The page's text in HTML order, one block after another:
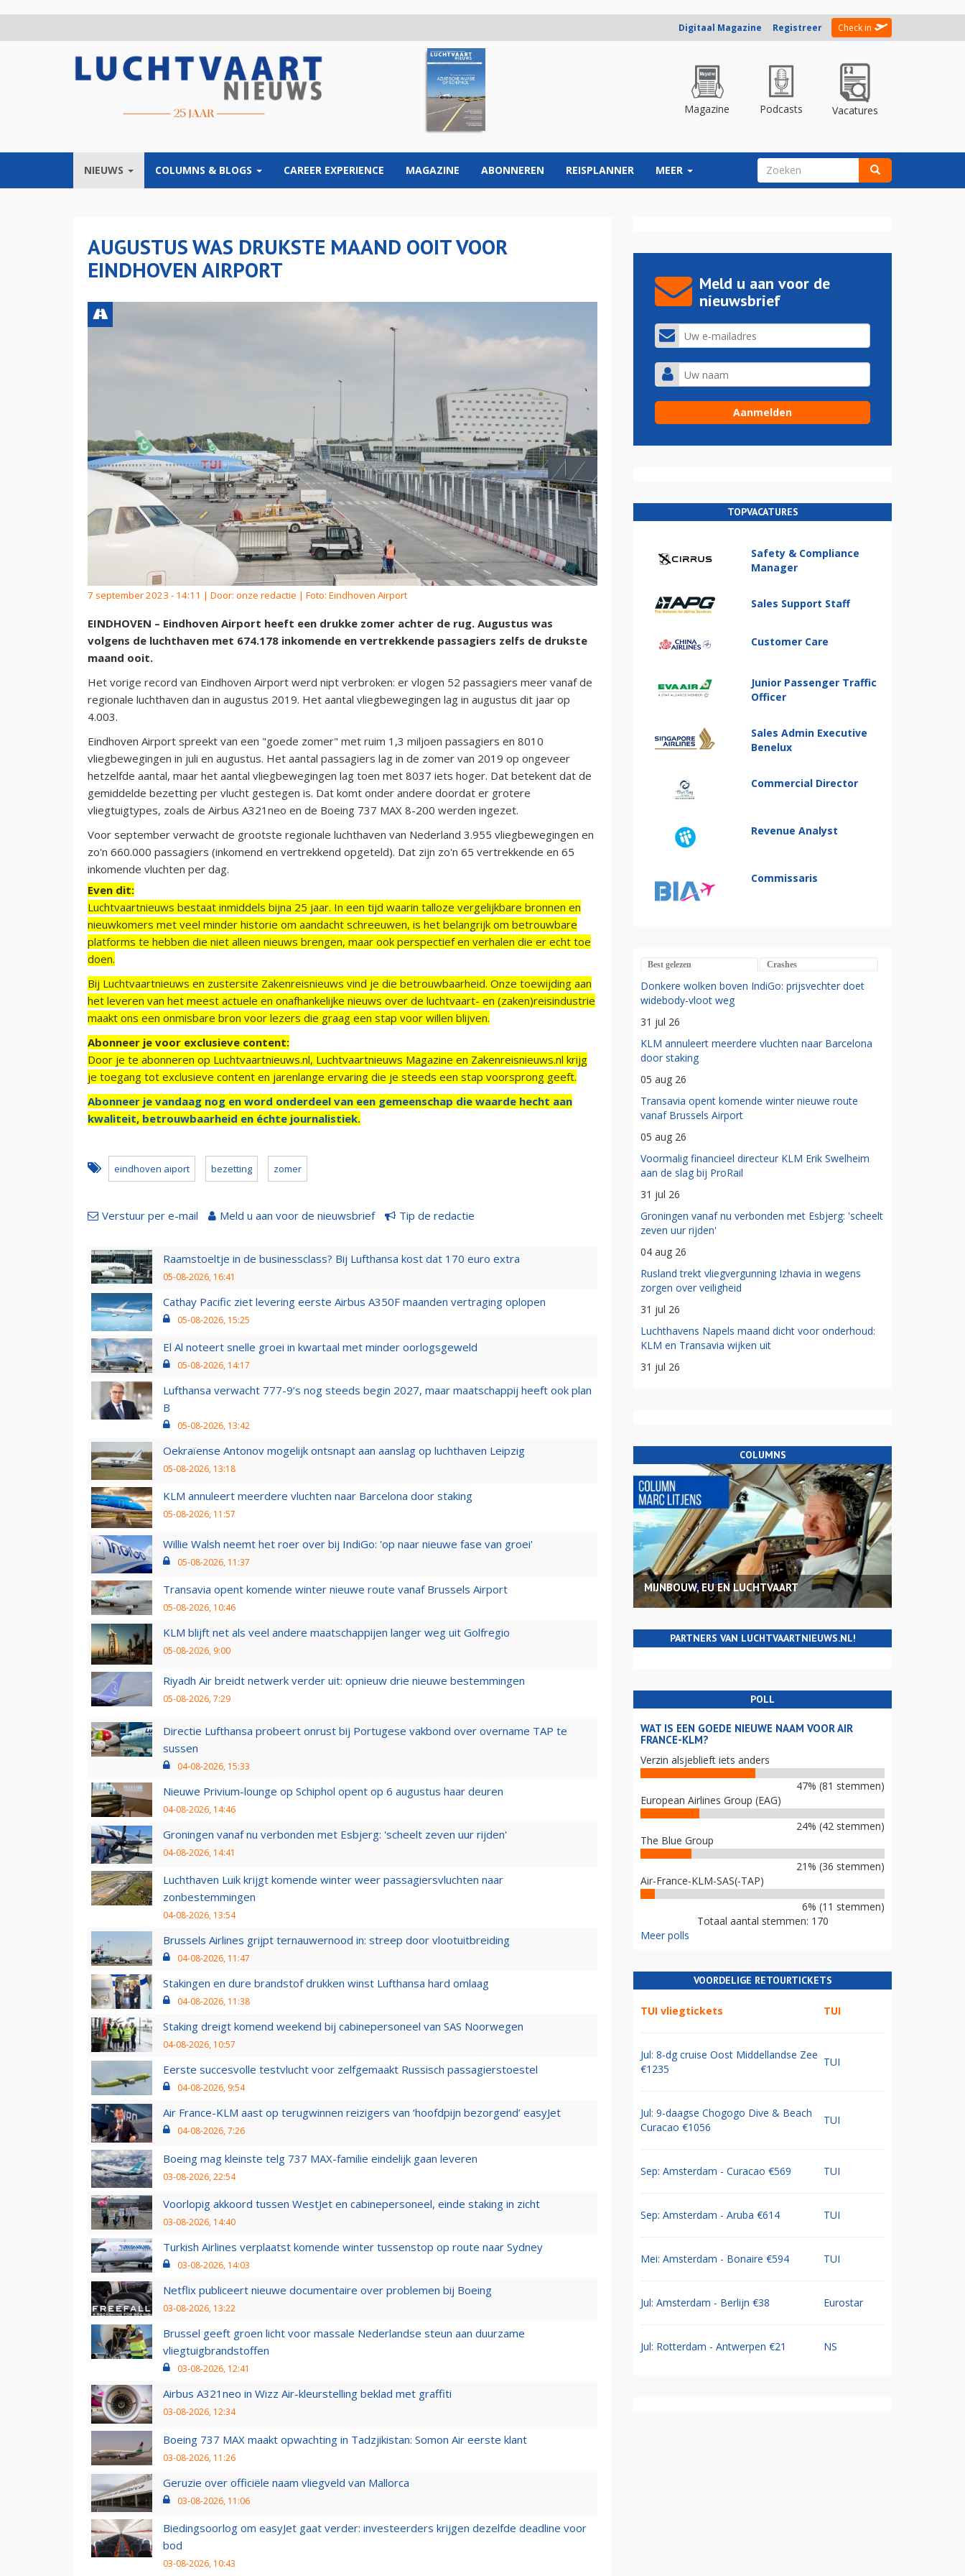
Digitaal Magazine Registreer Check in
Magazine Podcasts Vacatures
NIEUWS COLUMNS & BLOGS CAREER EXPERIENCE MAGAZINE ABONNEREN REISPLANNER MEER ZOEKVELD
AUGUSTUS WAS DRUKSTE MAAND OOIT VOOR
EINDHOVEN AIRPORT
7 september 2023 - 14:11 | Door: onze redactie | Foto: Eindhoven Airport
EINDHOVEN – Eindhoven Airport heeft een drukke zomer achter de rug. Augustus was
volgens de luchthaven met 674.178 inkomende en vertrekkende passagiers zelfs de drukste
maand ooit.
Het vorige record van Eindhoven Airport werd nipt verbroken: er vlogen 52 passagiers meer vanaf de
regionale luchthaven dan in augustus 2019. Het aantal vliegbewegingen lag in augustus dit jaar op
4.003.
Eindhoven Airport spreekt van een "goede zomer" met ruim 1,3 miljoen passagiers en 8010
vliegbewegingen in juli en augustus. Het aantal passagiers lag in de zomer van 2019 op ongeveer
hetzelfde aantal, maar het aantal vliegbewegingen lag toen met 8037 iets hoger. Dat betekent dat de
gemiddelde bezetting per vlucht gestegen is. Dat komt onder andere doordat er grotere
vliegtuigtypes, zoals de Airbus A321neo en de Boeing 737 MAX 8-200 werden ingezet.
Voor september verwacht de grootste regionale luchthaven van Nederland 3.955 vliegbewegingen en
zo'n 660.000 passagiers (inkomend en vertrekkend opgeteld). Dat zijn zo'n 65 vertrekkende en 65
inkomende vluchten per dag.
Even dit:
Luchtvaartnieuws bestaat inmiddels bijna 25 jaar. In een tijd waarin talloze vergelijkbare bronnen en
nieuwkomers met veel minder historie om aandacht schreeuwen, is het belangrijk om betrouwbare
platforms te hebben die niet alleen nieuws brengen, maar ook perspectief en verhalen die er echt toe
doen.
Bij Luchtvaartnieuws en zustersite Zakenreisnieuws vind je die betrouwbaarheid. Onze toewijding aan
het leveren van het meest actuele en onafhankelijke nieuws over de luchtvaart- en (zaken)reisindustrie
maakt ons een onmisbare bron voor lezers die graag een stap voor willen blijven.
Abonneer je voor exclusieve content:
Door je te abonneren op Luchtvaartnieuws.nl, Luchtvaartnieuws Magazine en Zakenreisnieuws.nl krijg
je toegang tot exclusieve content en jarenlange ervaring die je steeds een stap voorsprong geeft.
Abonneer je vandaag nog en word onderdeel van een gemeenschap die waarde hecht aan
kwaliteit, betrouwbaarheid en échte journalistiek.
eindhoven aiport bezetting zomer
Verstuur per e-mail Meld u aan voor de nieuwsbrief Tip de redactie
Raamstoeltje in de businessclass? Bij Lufthansa kost dat 170 euro extra
05-08-2026, 16:41
Cathay Pacific ziet levering eerste Airbus A350F maanden vertraging oplopen
05-08-2026, 15:25
El Al noteert snelle groei in kwartaal met minder oorlogsgeweld
05-08-2026, 14:17
Lufthansa verwacht 777-9’s nog steeds begin 2027, maar maatschappij heeft ook plan
B
05-08-2026, 13:42
Oekraïense Antonov mogelijk ontsnapt aan aanslag op luchthaven Leipzig
05-08-2026, 13:18
KLM annuleert meerdere vluchten naar Barcelona door staking
05-08-2026, 11:57
Willie Walsh neemt het roer over bij IndiGo: 'op naar nieuwe fase van groei'
05-08-2026, 11:37
Transavia opent komende winter nieuwe route vanaf Brussels Airport
05-08-2026, 10:46
KLM blijft net als veel andere maatschappijen langer weg uit Golfregio
05-08-2026, 9:00
Riyadh Air breidt netwerk verder uit: opnieuw drie nieuwe bestemmingen
05-08-2026, 7:29
Directie Lufthansa probeert onrust bij Portugese vakbond over overname TAP te
sussen
04-08-2026, 15:33
Nieuwe Privium-lounge op Schiphol opent op 6 augustus haar deuren
04-08-2026, 14:46
Groningen vanaf nu verbonden met Esbjerg: 'scheelt zeven uur rijden'
04-08-2026, 14:41
Luchthaven Luik krijgt komende winter weer passagiersvluchten naar
zonbestemmingen
04-08-2026, 13:54
Brussels Airlines grijpt ternauwernood in: streep door vlootuitbreiding
04-08-2026, 11:47
Stakingen en dure brandstof drukken winst Lufthansa hard omlaag
04-08-2026, 11:38
Staking dreigt komend weekend bij cabinepersoneel van SAS Noorwegen
04-08-2026, 10:57
Eerste succesvolle testvlucht voor zelfgemaakt Russisch passagierstoestel
04-08-2026, 9:54
Air France-KLM aast op terugwinnen reizigers van ‘hoofdpijn bezorgend’ easyJet
04-08-2026, 7:26
Boeing mag kleinste telg 737 MAX-familie eindelijk gaan leveren
03-08-2026, 22:54
Voorlopig akkoord tussen WestJet en cabinepersoneel, einde staking in zicht
03-08-2026, 14:40
Turkish Airlines verplaatst komende winter tussenstop op route naar Sydney
03-08-2026, 14:03
Netflix publiceert nieuwe documentaire over problemen bij Boeing
03-08-2026, 13:22
Brussel geeft groen licht voor massale Nederlandse steun aan duurzame
vliegtuigbrandstoffen
03-08-2026, 12:41
Airbus A321neo in Wizz Air-kleurstelling beklad met graffiti
03-08-2026, 12:34
Boeing 737 MAX maakt opwachting in Tadzjikistan: Somon Air eerste klant
03-08-2026, 11:26
Geruzie over officiële naam vliegveld van Mallorca
03-08-2026, 11:06
Biedingsoorlog om easyJet gaat verder: investeerders krijgen dezelfde deadline voor
bod
03-08-2026, 10:43
Meld u aan voor de
nieuwsbrief
TOPVACATURES
Safety & Compliance
Manager
Sales Support Staff
Customer Care
Junior Passenger Traffic
Officer
Sales Admin Executive
Benelux
Commercial Director
Revenue Analyst
Commissaris
Best gelezen Crashes
Donkere wolken boven IndiGo: prijsvechter doet
widebody-vloot weg
31 jul 26
KLM annuleert meerdere vluchten naar Barcelona
door staking
05 aug 26
Transavia opent komende winter nieuwe route
vanaf Brussels Airport
05 aug 26
Voormalig financieel directeur KLM Erik Swelheim
aan de slag bij ProRail
31 jul 26
Groningen vanaf nu verbonden met Esbjerg: 'scheelt
zeven uur rijden'
04 aug 26
Rusland trekt vliegvergunning Izhavia in wegens
zorgen over veiligheid
31 jul 26
Luchthavens Napels maand dicht voor onderhoud:
KLM en Transavia wijken uit
31 jul 26
COLUMNS
MIJNBOUW, EU EN LUCHTVAART
PARTNERS VAN LUCHTVAARTNIEUWS.NL!
POLL
WAT IS EEN GOEDE NIEUWE NAAM VOOR AIR
FRANCE-KLM?
Verzin alsjeblieft iets anders
47% (81 stemmen)
European Airlines Group (EAG)
24% (42 stemmen)
The Blue Group
21% (36 stemmen)
Air-France-KLM-SAS(-TAP)
6% (11 stemmen)
Totaal aantal stemmen: 170
Meer polls
VOORDELIGE RETOURTICKETS
TUI vliegtickets TUI
Jul: 8-dg cruise Oost Middellandse Zee
€1235
TUI
Jul: 9-daagse Chogogo Dive & Beach
Curacao €1056
TUI
Sep: Amsterdam - Curacao €569 TUI
Sep: Amsterdam - Aruba €614 TUI
Mei: Amsterdam - Bonaire €594 TUI
Jul: Amsterdam - Berlijn €38 Eurostar
Jul: Rotterdam - Antwerpen €21 NS